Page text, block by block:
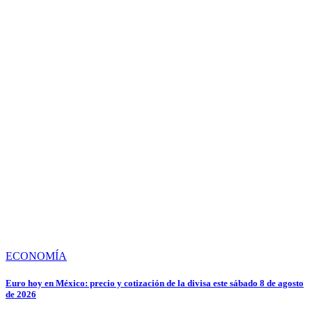
ECONOMÍA
Euro hoy en México: precio y cotización de la divisa este sábado 8 de agosto
de 2026